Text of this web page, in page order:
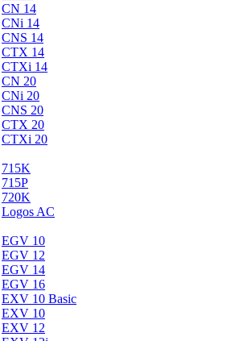
CN 14
CNi 14
CNS 14
CTX 14
CTXi 14
CN 20
CNi 20
CNS 20
CTX 20
CTXi 20
715K
715P
720K
Logos AC
EGV 10
EGV 12
EGV 14
EGV 16
EXV 10 Basic
EXV 10
EXV 12